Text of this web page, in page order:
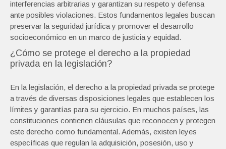
interferencias arbitrarias y garantizan su respeto y defensa
ante posibles violaciones. Estos fundamentos legales buscan
preservar la seguridad jurídica y promover el desarrollo
socioeconómico en un marco de justicia y equidad.
¿Cómo se protege el derecho a la propiedad
privada en la legislación?
En la legislación, el derecho a la propiedad privada se protege
a través de diversas disposiciones legales que establecen los
límites y garantías para su ejercicio. En muchos países, las
constituciones contienen cláusulas que reconocen y protegen
este derecho como fundamental. Además, existen leyes
específicas que regulan la adquisición, posesión, uso y